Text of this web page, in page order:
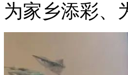
为家乡添彩、